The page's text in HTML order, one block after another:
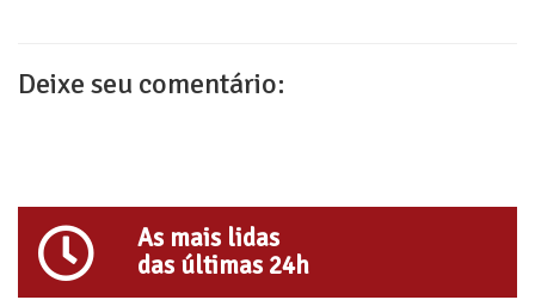
Deixe seu comentário:
As mais lidas
das últimas 24h